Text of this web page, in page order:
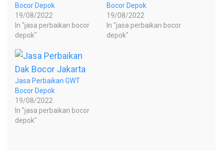
Bocor Depok
19/08/2022
In "jasa perbaikan bocor
depok"
Bocor Depok
19/08/2022
In "jasa perbaikan bocor
depok"
Jasa Perbaikan GWT
Bocor Depok
19/08/2022
In "jasa perbaikan bocor
depok"